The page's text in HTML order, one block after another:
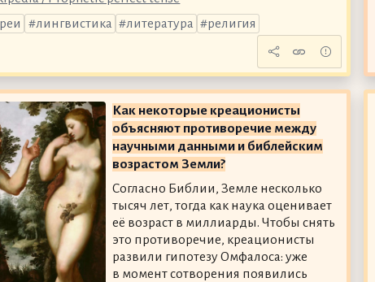
лингвистика литература религия
Как некоторые креационисты
объясняют противоречие между
научными данными и библейским
возрастом Земли?
Согласно Библии, Земле несколько
тысяч лет, тогда как наука оценивает
её возраст в миллиарды. Чтобы снять
это противоречие, креационисты
развили гипотезу Омфалоса: уже
в момент сотворения появились